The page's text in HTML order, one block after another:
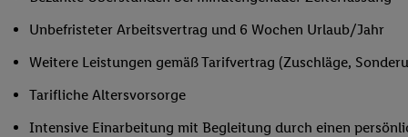
Unbefristeter Arbeitsvertrag und 6 Wochen Urlaub/Jahr
Weitere Leistungen gemäß Tarifvertrag (Zuschläge,
Tarifliche Altersvorsorge
Intensive Einarbeitung mit Begleitung durch einen
auch Ihre in einen
Zudem erlauben Sie
Adresse und einer